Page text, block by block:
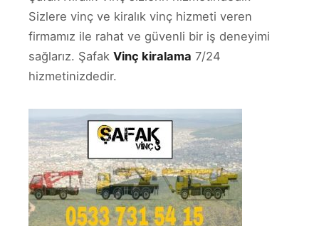
Sizlere vinç ve kiralık vinç hizmeti veren
firmamız ile rahat ve güvenli bir iş deneyimi
sağlarız. Şafak Vinç kiralama 7/24
hizmetinizdedir.